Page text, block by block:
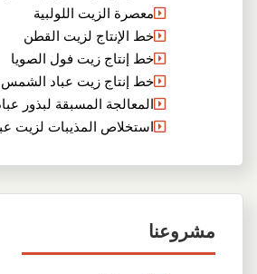
معصرة الزيت اللولبية
خط الإنتاج لزيت القطن
خط إنتاج زيت فول الصويا
خط إنتاج زيت عباد الشمس
المعالجة المسبقة لبذور
استخلاص المذيبات لزيت
مشروعنا